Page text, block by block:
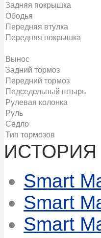
Задняя покрышка
Ободья
Передняя втулка
Передняя покрышка
Вынос
Задний тормоз
Передний тормоз
Подседельный штырь
Рулевая колонка
Руль
Седло
Тип тормозов
Smart
Smart
Smart